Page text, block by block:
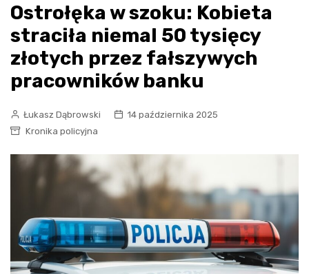
Ostrołęka w szoku: Kobieta
straciła niemal 50 tysięcy
złotych przez fałszywych
pracowników banku
Łukasz Dąbrowski
14 października 2025
Kronika policyjna